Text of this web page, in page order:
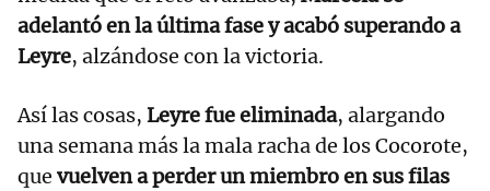
adelantó en la última fase y acabó superando a
Leyre, alzándose con la victoria.
Así las cosas, Leyre fue eliminada, alargando
una semana más la mala racha de los Cocorote,
que vuelven a perder un miembro en sus filas